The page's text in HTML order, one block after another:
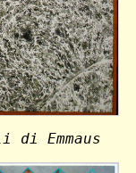
di Emmaus